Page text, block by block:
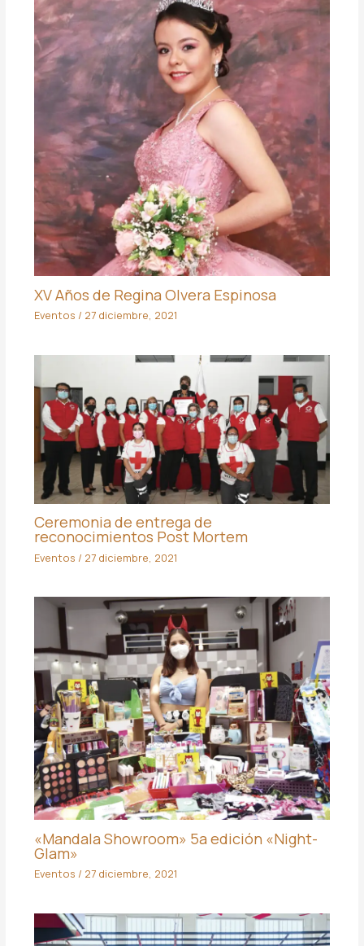
XV Años de Regina Olvera Espinosa
Eventos / 27 diciembre, 2021
Ceremonia de entrega de
reconocimientos Post Mortem
Eventos / 27 diciembre, 2021
«Mandala Showroom» 5a edición «Night-
Glam»
Eventos / 27 diciembre, 2021